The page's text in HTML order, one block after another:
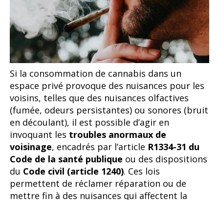
Si la consommation de cannabis dans un
espace privé provoque des nuisances pour les
voisins, telles que des nuisances olfactives
(fumée, odeurs persistantes) ou sonores (bruit
en découlant), il est possible d’agir en
invoquant les troubles anormaux de
voisinage, encadrés par l’article R1334-31 du
Code de la santé publique ou des dispositions
du Code civil (article 1240). Ces lois
permettent de réclamer réparation ou de
mettre fin à des nuisances qui affectent la